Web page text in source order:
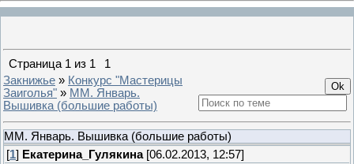
Страница 1 из 1
1
Закнижье » Конкурс "Мастерицы
Заиголья" » ММ. Январь.
Вышивка (большие работы)
ММ. Январь. Вышивка (большие работы)
[1] Екатерина_Гулякина[06.02.2013, 12:57]